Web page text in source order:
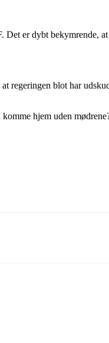
er dybt bekymrende,
regeringen blot har
komme hjem uden